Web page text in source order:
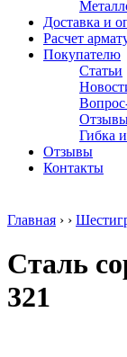
Доставка и
Расчет
Покупателю
Статьи
Гибка
Отзывы
Контакты
Главная › ›
Сталь
321